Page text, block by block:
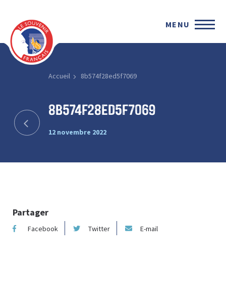
MENU
Accueil 8b574f28ed5f7069
8b574f28ed5f7069
12 novembre 2022
Partager
Facebook Twitter E-mail